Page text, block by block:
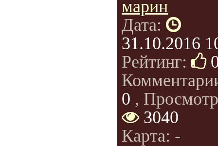
марин
Дата:
31.10.2016
Рейтинг:
0 ,
3040
Карта: -